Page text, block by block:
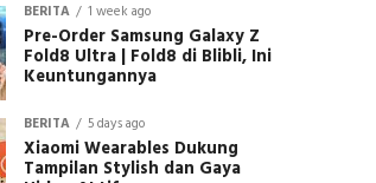
BERITA 1 week ago
Pre-Order Samsung Galaxy Z
Fold8 Ultra | Fold8 di Blibli, Ini
Keuntungannya
BERITA 5 days ago
Xiaomi Wearables Dukung
Tampilan Stylish dan Gaya